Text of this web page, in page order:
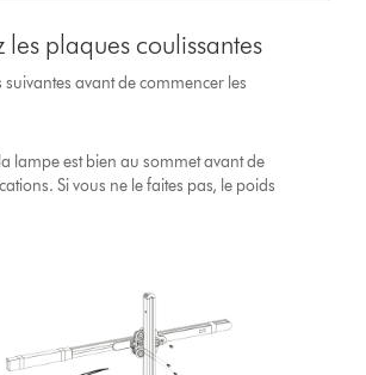
les plaques coulissantes
suivantes avant de commencer les
lampe est bien au sommet avant de
Si vous ne le faites pas, le poids